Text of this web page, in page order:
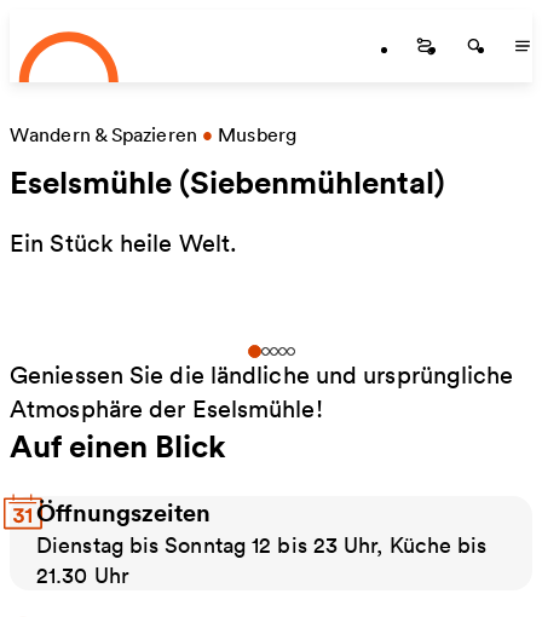
Zum Hauptinhalt springen
Startseite
Wandern & Spazieren • Musberg
Eselsmühle (Siebenmühlental)
Ein Stück heile Welt.
Geniessen Sie die ländliche und ursprüngliche
Atmosphäre der Eselsmühle!
Auf einen Blick
Öffnungszeiten
Dienstag bis Sonntag 12 bis 23 Uhr, Küche bis
21.30 Uhr